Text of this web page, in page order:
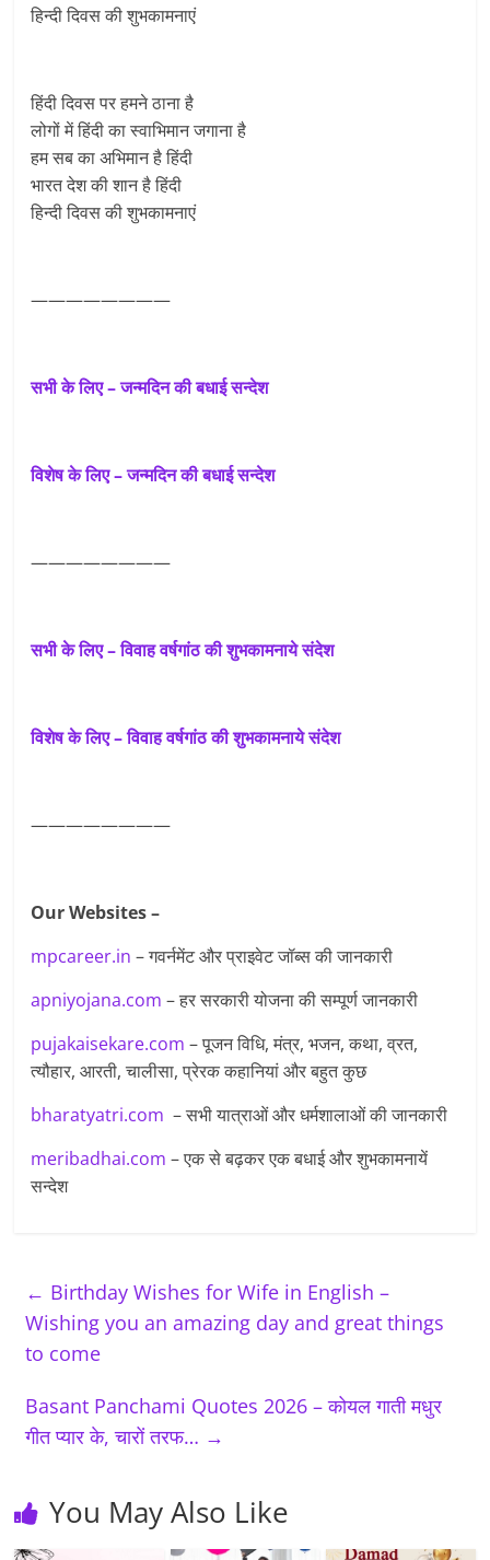
हिन्दी दिवस की शुभकामनाएं
हिंदी दिवस पर हमने ठाना है
लोगों में हिंदी का स्वाभिमान जगाना है
हम सब का अभिमान है हिंदी
भारत देश की शान है हिंदी
हिन्दी दिवस की शुभकामनाएं
————————
सभी के लिए – जन्मदिन की बधाई सन्देश
विशेष के लिए – जन्मदिन की बधाई सन्देश
————————
सभी के लिए – विवाह वर्षगांठ की शुभकामनाये संदेश
विशेष के लिए – विवाह वर्षगांठ की शुभकामनाये संदेश
————————
Our Websites –
mpcareer.in – गवर्नमेंट और प्राइवेट जॉब्‍स की जानकारी
apniyojana.com – हर सरकारी योजना की सम्पूर्ण जानकारी
pujakaisekare.com – पूजन विधि, मंत्र, भजन, कथा, व्रत,
त्यौहार, आरती, चालीसा, प्रेरक कहानियां और बहुत कुछ
bharatyatri.com – सभी यात्राओं और धर्मशालाओं की जानकारी
meribadhai.com – एक से बढ़कर एक बधाई और शुभकामनायें
सन्देश
← Birthday Wishes for Wife in English –
Wishing you an amazing day and great things
to come
Basant Panchami Quotes 2026 – कोयल गाती मधुर
गीत प्यार के, चारों तरफ… →
You May Also Like